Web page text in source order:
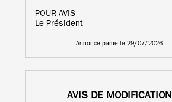
POUR AVIS
Le Président
Annonce parue le 29/07/2026
AVIS DE MODIFICATION